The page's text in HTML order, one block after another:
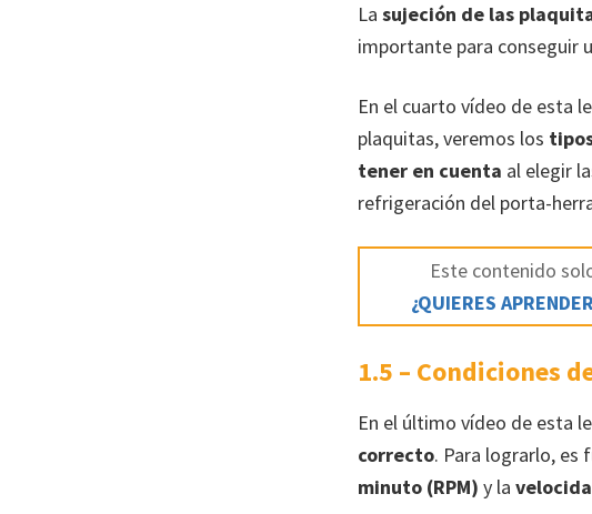
La sujeción de las
importante para conseguir
En el cuarto vídeo de esta
plaquitas, veremos los
tener en cuenta al elegir
refrigeración del porta-
Este contenido
¿QUIERES
1.5 – Condiciones
En el último vídeo de esta
correcto. Para lograrlo, es
minuto (RPM) y la